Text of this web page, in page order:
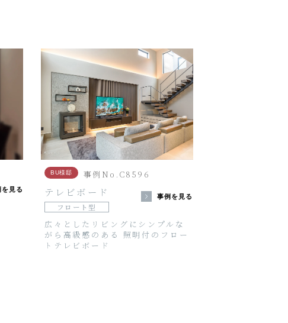
を見る
BU様邸 事例No.C8596
テレビボード
フロート型
事例を見る
広々としたリビングにシンプルな
がら高級感のある 照明付のフロー
トテレビボード